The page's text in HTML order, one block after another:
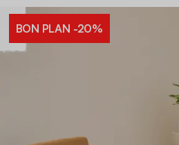
BON PLAN -20%